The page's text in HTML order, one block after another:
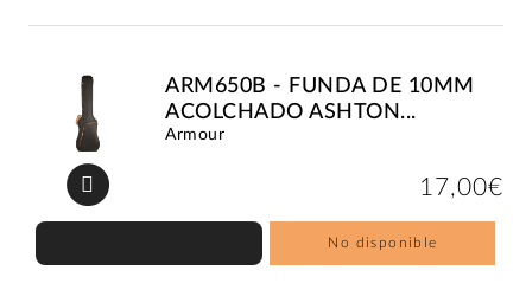
ARM650B - FUNDA DE 10MM
ACOLCHADO ASHTON...
Armour
17,00€
No disponible